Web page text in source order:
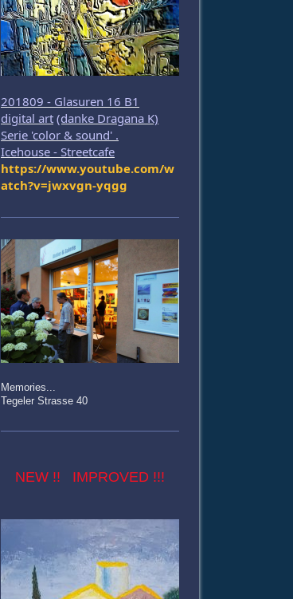
201809 - Glasuren 16 B1
digital art (danke Dragana K)
Serie 'color & sound' .
Icehouse - Streetcafe
https://www.youtube.com/w
atch?v=jwxvgn-yqgg
Memories...
Tegeler Strasse 40
NEW !! IMPROVED !!!